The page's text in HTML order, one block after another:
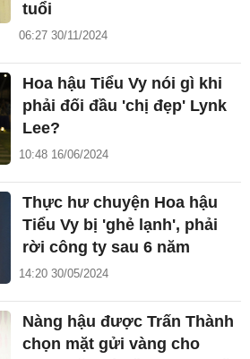
tuổi
06:27 30/11/2024
Hoa hậu Tiểu Vy nói gì khi
phải đối đầu 'chị đẹp' Lynk
Lee?
10:48 16/06/2024
Thực hư chuyện Hoa hậu
Tiểu Vy bị 'ghẻ lạnh', phải
rời công ty sau 6 năm
14:20 30/05/2024
Nàng hậu được Trấn Thành
chọn mặt gửi vàng cho